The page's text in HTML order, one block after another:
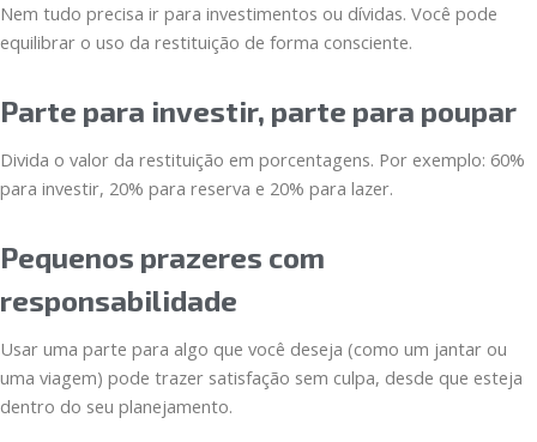
Nem tudo precisa ir para investimentos ou dívidas. Você pode
equilibrar o uso da restituição de forma consciente.
Parte para investir, parte para poupar
Divida o valor da restituição em porcentagens. Por exemplo: 60%
para investir, 20% para reserva e 20% para lazer.
Pequenos prazeres com
responsabilidade
Usar uma parte para algo que você deseja (como um jantar ou
uma viagem) pode trazer satisfação sem culpa, desde que esteja
dentro do seu planejamento.